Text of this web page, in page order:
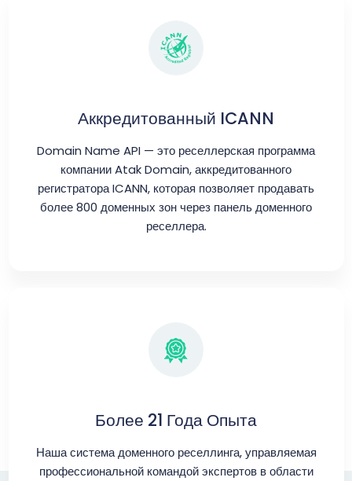
Аккредитованный ICANN
Domain Name API — это реселлерская программа
компании Atak Domain, аккредитованного
регистратора ICANN, которая позволяет продавать
более 800 доменных зон через панель доменного
реселлера.
Более 21 Года Опыта
Наша система доменного реселлинга, управляемая
профессиональной командой экспертов в области